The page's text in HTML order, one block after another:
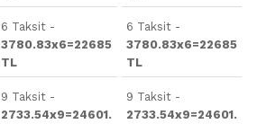
6 Taksit -
3780.83x6=22685
TL
9 Taksit -
2733.54x9=24601.
6 Taksit -
3780.83x6=22685
TL
9 Taksit -
2733.54x9=24601.